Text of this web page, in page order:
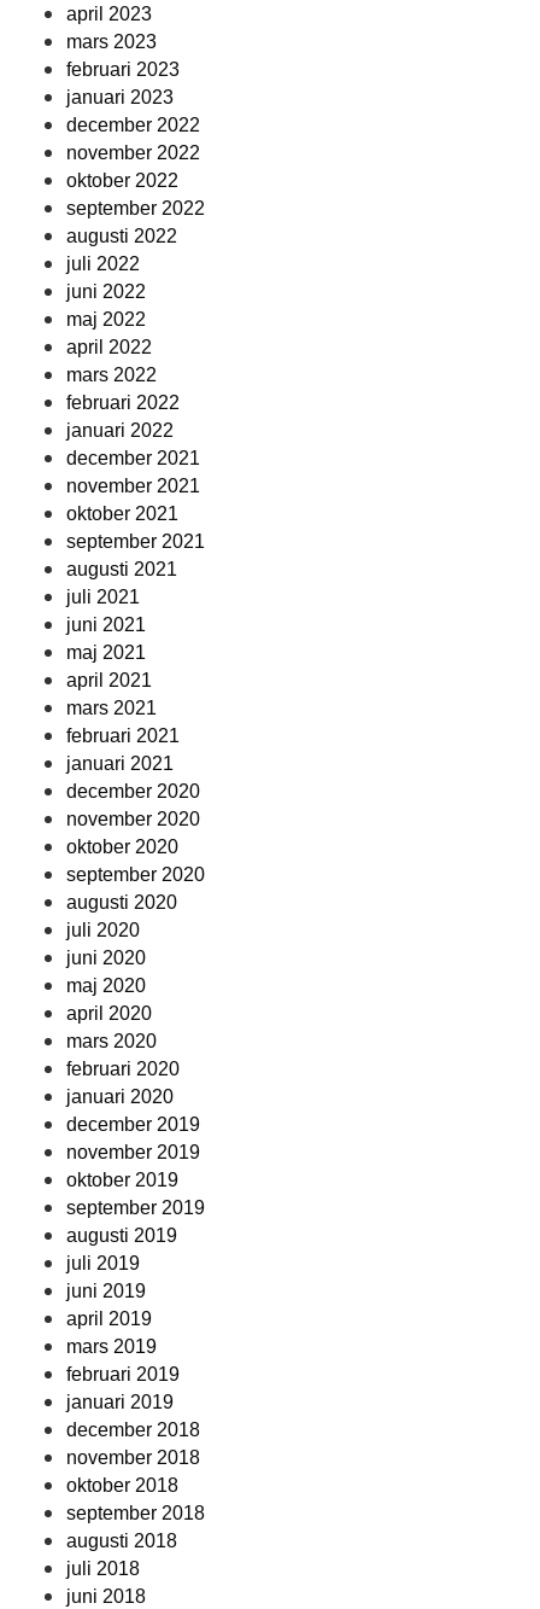
april 2023
mars 2023
februari 2023
januari 2023
december 2022
november 2022
oktober 2022
september 2022
augusti 2022
juli 2022
juni 2022
maj 2022
april 2022
mars 2022
februari 2022
januari 2022
december 2021
november 2021
oktober 2021
september 2021
augusti 2021
juli 2021
juni 2021
maj 2021
april 2021
mars 2021
februari 2021
januari 2021
december 2020
november 2020
oktober 2020
september 2020
augusti 2020
juli 2020
juni 2020
maj 2020
april 2020
mars 2020
februari 2020
januari 2020
december 2019
november 2019
oktober 2019
september 2019
augusti 2019
juli 2019
juni 2019
april 2019
mars 2019
februari 2019
januari 2019
december 2018
november 2018
oktober 2018
september 2018
augusti 2018
juli 2018
juni 2018